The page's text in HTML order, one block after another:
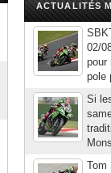
ACTUALITÉS
02/
pour
pole
Si
Tom